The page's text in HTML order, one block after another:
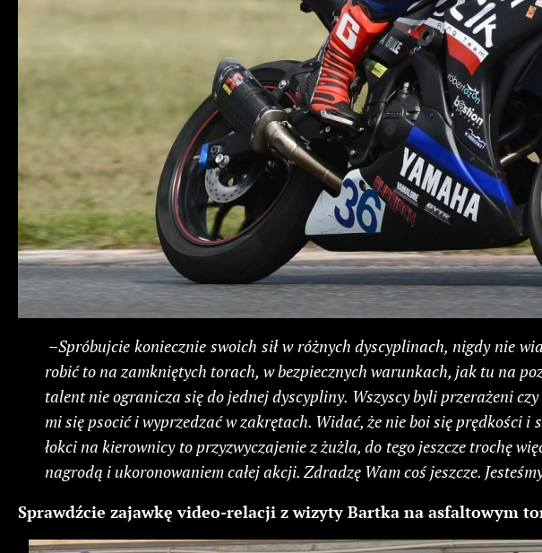
–Spróbujcie koniecznie swoich sił w różnych dyscyplinach, nigdy nie
robić to na zamkniętych torach, w bezpiecznych warunkach, jak tu na
talent nie ogranicza się do jednej dyscypliny. Wszyscy byli przerażeni
mi się psocić i wyprzedzać w zakrętach. Widać, że nie boi się prędkości
łokci na kierownicy to przyzwyczajenie z żużla, do tego jeszcze trochę
nagrodą i ukoronowaniem całej akcji. Zdradzę Wam coś jeszcze.
Sprawdźcie zajawkę video-relacji z wizyty Bartka na asfaltowym